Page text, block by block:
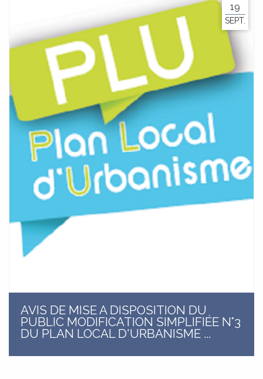
CIVILITÀ
19
SEPT.
AVIS DE MISE A DISPOSITION DU
PUBLIC MODIFICATION SIMPLIFIÉE N°3
DU PLAN LOCAL D'URBANISME ...